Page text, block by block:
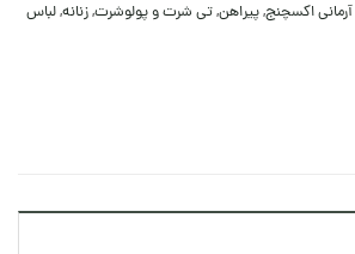
آرمانی اکسچنج,پيراهن,تی شرت و پولوشرت,زنانه,لباس